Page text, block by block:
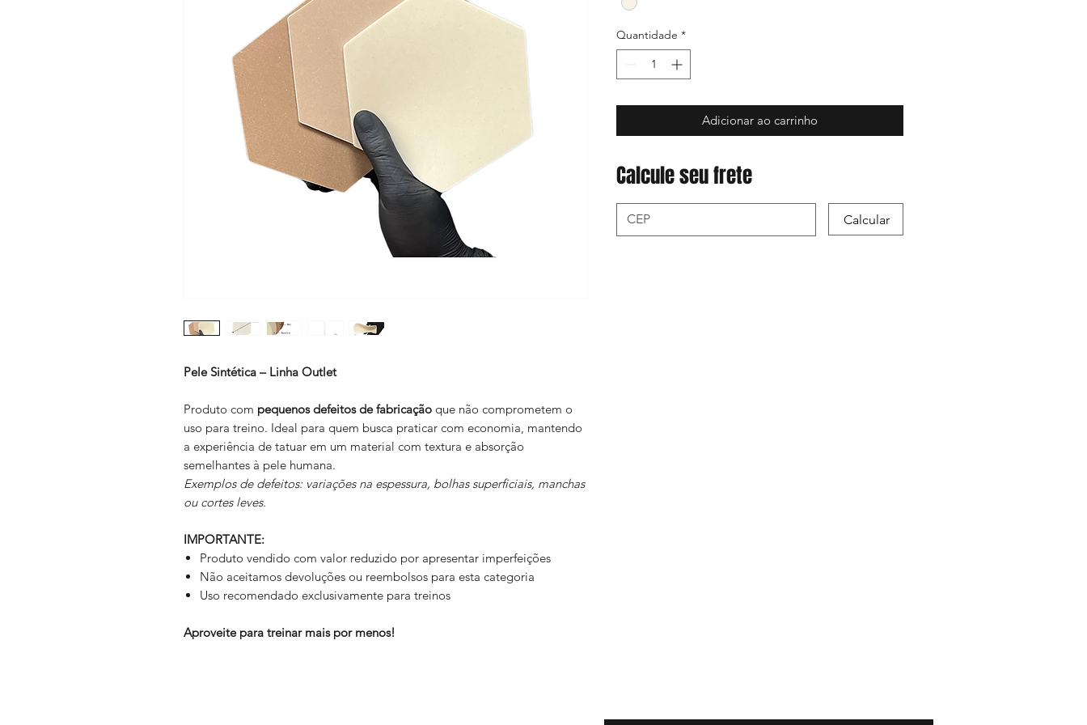
Pele Sintética – Linha Outlet
Produto com pequenos defeitos de fabricação que não comprometem o
uso para treino. Ideal para quem busca praticar com economia, mantendo
a experiência de tatuar em um material com textura e absorção
semelhantes à pele humana.
Exemplos de defeitos: variações na espessura, bolhas superficiais, manchas
ou cortes leves.
IMPORTANTE:
Produto vendido com valor reduzido por apresentar imperfeições
Não aceitamos devoluções ou reembolsos para esta categoria
Uso recomendado exclusivamente para treinos
Aproveite para treinar mais por menos!
Quantidade *
Adicionar ao carrinho
Calcule seu frete
Calcular